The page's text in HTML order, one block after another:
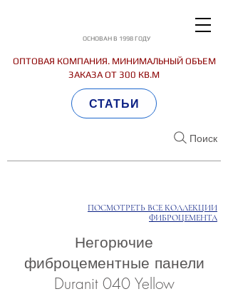
ОСНОВАН В 1998 ГОДУ
ОПТОВАЯ КОМПАНИЯ. МИНИМАЛЬНЫЙ ОБЪЕМ
ЗАКАЗА ОТ 300 КВ.М
Поиск
СТАТЬИ
ПОСМОТРЕТЬ ВСЕ КОЛЛЕКЦИИ
ФИБРОЦЕМЕНТА
Негорючие
фиброцементные панели
Duranit 040 Yellow